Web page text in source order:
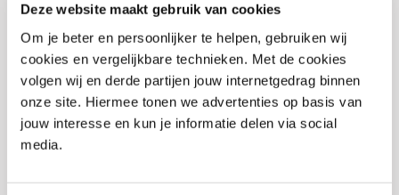
Deze website maakt gebruik van cookies
Om je beter en persoonlijker te helpen, gebruiken wij
cookies en vergelijkbare technieken. Met de cookies
volgen wij en derde partijen jouw internetgedrag binnen
onze site. Hiermee tonen we advertenties op basis van
jouw interesse en kun je informatie delen via social
media.
Tijdens deze speciale actieperiode kost het Voyage pack slechts €
300,=. Normaal gesproken zou dit pack € 1.924 kosten, maar dankzij
deze aanbieding kun je profiteren van een ongelooflijk voordeel van
maar liefst € 1.624,=.
Actie enkel geldig op de NT1100 MT en NT1100 DCT. Ga snel naar een